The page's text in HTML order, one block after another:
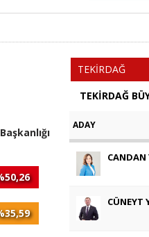
TEKİRDAĞ
TEKİRDAĞ
ADAY
CANDAN
CÜNEYT